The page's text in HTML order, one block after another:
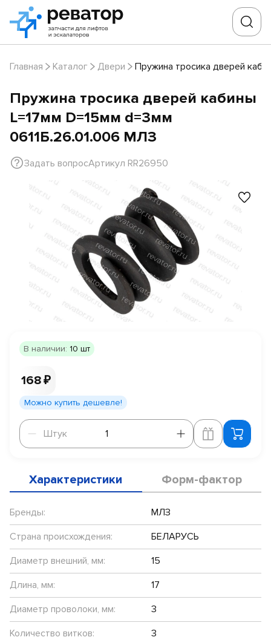
Главная Каталог Двери Пружина тросика дверей
Пружина тросика дверей кабины
L=17мм D=15мм d=3мм
0611Б.26.01.006 МЛЗ
Задать вопросАртикул RR26950
В наличии: 10 шт
168 ₽
Можно купить дешевле!
Штук
Штук
Характеристики Форм-фактор
Бренды:
МЛЗ
Страна происхождения:
БЕЛАРУСЬ
Диаметр внешний, мм:
15
Длина, мм:
17
Диаметр проволоки, мм:
3
Количество витков:
3